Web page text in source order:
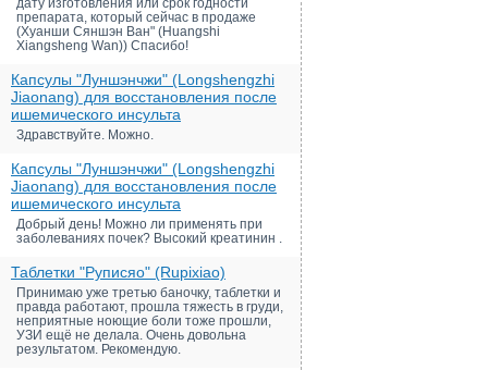
дату изготовления или срок годности
препарата, который сейчас в продаже
(Хуанши Сяншэн Ван" (Huangshi
Xiangsheng Wan)) Спасибо!
Капсулы "Луншэнчжи" (Longshengzhi
Jiaonang) для восстановления после
ишемического инсульта
Здравствуйте. Можно.
Капсулы "Луншэнчжи" (Longshengzhi
Jiaonang) для восстановления после
ишемического инсульта
Добрый день! Можно ли применять при
заболеваниях почек? Высокий креатинин .
Таблетки "Руписяо" (Rupixiao)
Принимаю уже третью баночку, таблетки и
правда работают, прошла тяжесть в груди,
неприятные ноющие боли тоже прошли,
УЗИ ещё не делала. Очень довольна
результатом. Рекомендую.